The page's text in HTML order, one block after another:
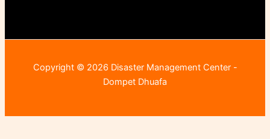
Copyright © 2026 Disaster Management Center -
Dompet Dhuafa